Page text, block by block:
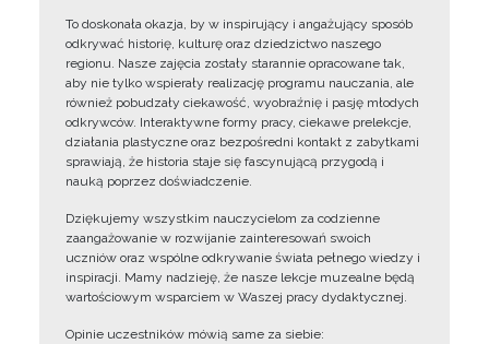
To doskonała okazja, by w inspirujący i angażujący sposób
odkrywać historię, kulturę oraz dziedzictwo naszego
regionu. Nasze zajęcia zostały starannie opracowane tak,
aby nie tylko wspierały realizację programu nauczania, ale
również pobudzały ciekawość, wyobraźnię i pasję młodych
odkrywców. Interaktywne formy pracy, ciekawe prelekcje,
działania plastyczne oraz bezpośredni kontakt z zabytkami
sprawiają, że historia staje się fascynującą przygodą i
nauką poprzez doświadczenie.
Dziękujemy wszystkim nauczycielom za codzienne
zaangażowanie w rozwijanie zainteresowań swoich
uczniów oraz wspólne odkrywanie świata pełnego wiedzy i
inspiracji. Mamy nadzieję, że nasze lekcje muzealne będą
wartościowym wsparciem w Waszej pracy dydaktycznej.
Opinie uczestników mówią same za siebie: